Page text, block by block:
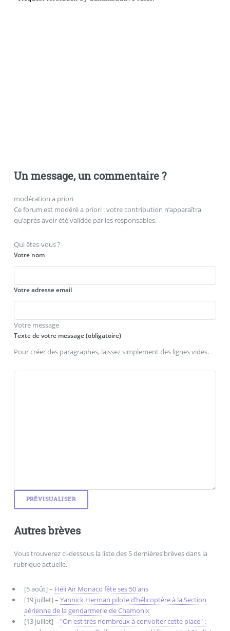
Un message, un commentaire ?
modération a priori
Ce forum est modéré a priori : votre contribution n’apparaîtra
qu’après avoir été validée par les responsables.
Qui êtes-vous ?
Votre nom
Votre adresse email
Votre message
Texte de votre message (obligatoire)
Pour créer des paragraphes, laissez simplement des lignes vides.
Autres brèves
Vous trouverez ci-dessous la liste des 5 dernières brèves dans la
rubrique actuelle.
[5 août] – Héli Air Monaco fête ses 50 ans
[19 juillet] – Yannick Herman pilote d’hélicoptère à la Section
aérienne de la gendarmerie de Chamonix
[13 juillet] – "On est très nombreux à convoiter cette place" :